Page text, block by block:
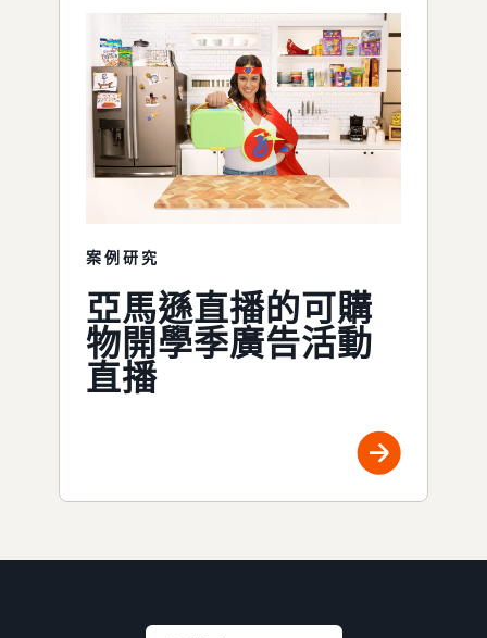
案例研究
亞馬遜直播的可購
物開學季廣告活動
直播